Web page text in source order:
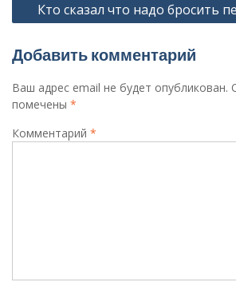
записям
Кто сказал что надо бросить
Добавить комментарий
Ваш адрес email не будет опубликован.
помечены *
Комментарий *